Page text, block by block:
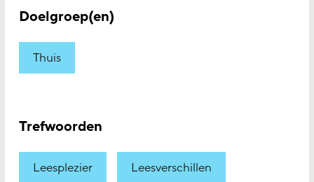
Doelgroep(en)
Thuis
Trefwoorden
Leesplezier Leesverschillen